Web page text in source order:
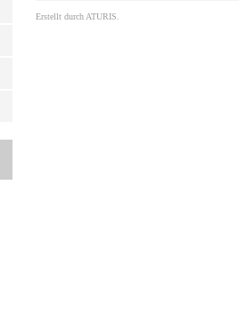
Erstellt durch ATURIS.